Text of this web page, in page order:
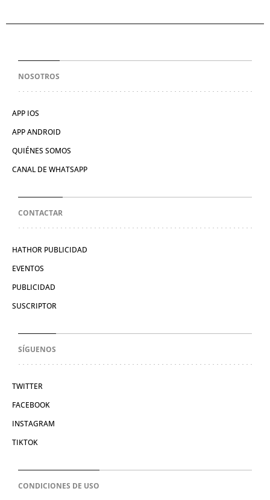
NOSOTROS
APP IOS
APP ANDROID
QUIÉNES SOMOS
CANAL DE WHATSAPP
CONTACTAR
HATHOR PUBLICIDAD
EVENTOS
PUBLICIDAD
SUSCRIPTOR
SÍGUENOS
TWITTER
FACEBOOK
INSTAGRAM
TIKTOK
CONDICIONES DE USO